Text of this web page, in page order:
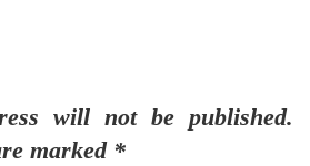
will not be published.
marked *